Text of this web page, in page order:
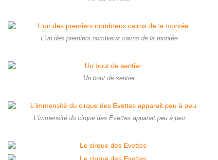
L'un des premiers nombreux cairns de la montée
Un bout de sentier
L'immensité du cirque des Evettes apparait peu à peu